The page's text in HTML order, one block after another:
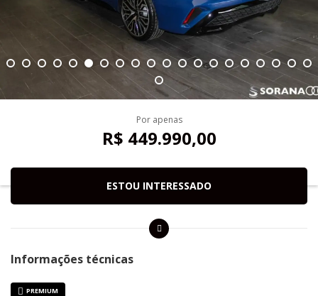
Por apenas
R$ 449.990,00
ESTOU INTERESSADO
Informações técnicas
PREMIUM